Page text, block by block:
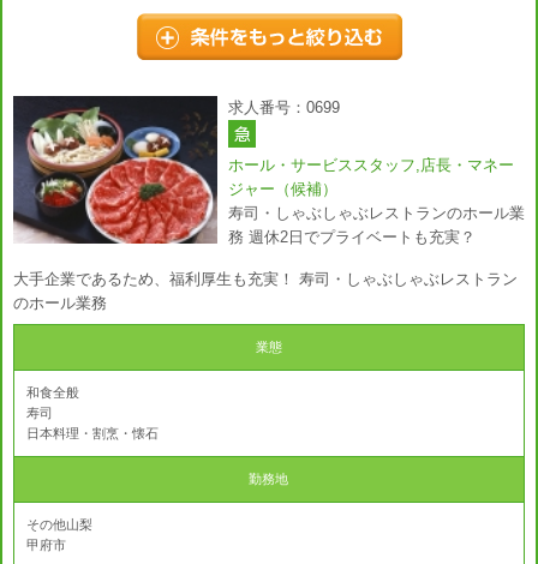
求人番号：0699
ホール・サービススタッフ,店長・マネー
ジャー（候補）
寿司・しゃぶしゃぶレストランのホール業
務 週休2日でプライベートも充実？
大手企業であるため、福利厚生も充実！ 寿司・しゃぶしゃぶレストラン
のホール業務
業態
和食全般
寿司
日本料理・割烹・懐石
勤務地
その他山梨
甲府市